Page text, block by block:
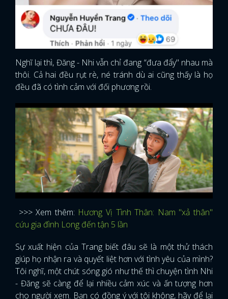
x
ĐĂNG NHẬP
Nghĩ lại thì, Đăng - Nhi vẫn chỉ đang “đưa đẩy" nhau mà
thôi. Cả hai đều rụt rè, né tránh dù ai cũng thấy là họ
đều đã có tình cảm với đối phương rồi.
>>>Xem thêm: Hương Vị Tình Thân: Nam "xả thân"
cứu gia đình Long đến tận 5 lần
Sự xuất hiện của Trang biết đâu sẽ là một thử thách
giúp họ nhận ra và quyết liệt hơn với tình yêu của mình?
Tôi nghĩ, một chút sóng gió như thế thì chuyện tình Nhi
- Đăng sẽ càng để lại nhiều cảm xúc và ấn tượng hơn
cho người xem. Bạn có đồng ý với tôi không, hãy để lại